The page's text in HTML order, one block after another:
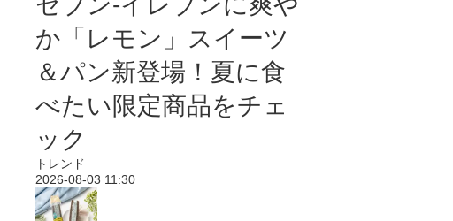
か「レモン」スイーツ
＆パン新登場！夏に食
べたい限定商品をチェ
ック
トレンド
2026-08-03 11:30